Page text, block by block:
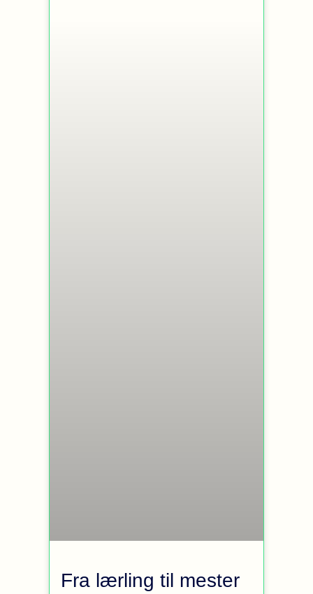
Fra lærling til mester